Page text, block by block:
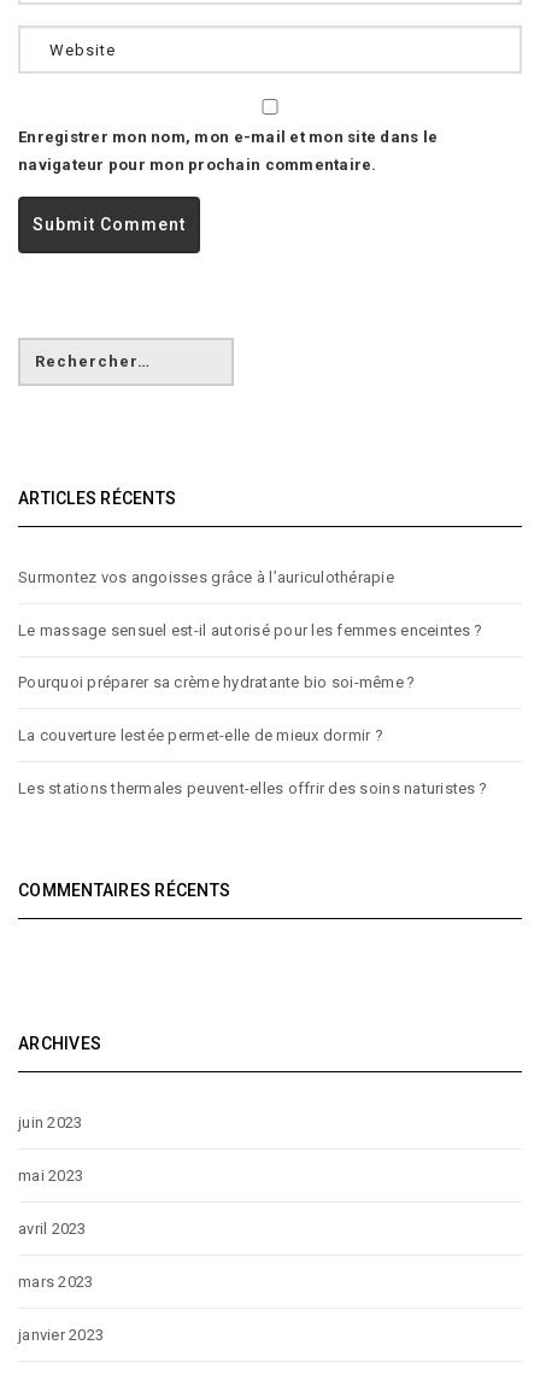
Enregistrer mon nom, mon e-mail et mon site dans le
navigateur pour mon prochain commentaire.
ARTICLES RÉCENTS
Surmontez vos angoisses grâce à l’auriculothérapie
Le massage sensuel est-il autorisé pour les femmes enceintes ?
Pourquoi préparer sa crème hydratante bio soi-même ?
La couverture lestée permet-elle de mieux dormir ?
Les stations thermales peuvent-elles offrir des soins naturistes ?
COMMENTAIRES RÉCENTS
ARCHIVES
juin 2023
mai 2023
avril 2023
mars 2023
janvier 2023